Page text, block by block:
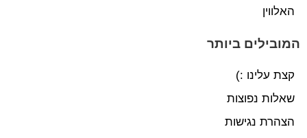
האלווין
המובילים ביותר
קצת עלינו :)
שאלות נפוצות
הצהרת נגישות